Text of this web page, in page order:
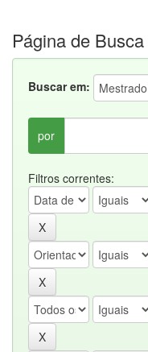
Página de Busca
Buscar em:
por
Filtros correntes: